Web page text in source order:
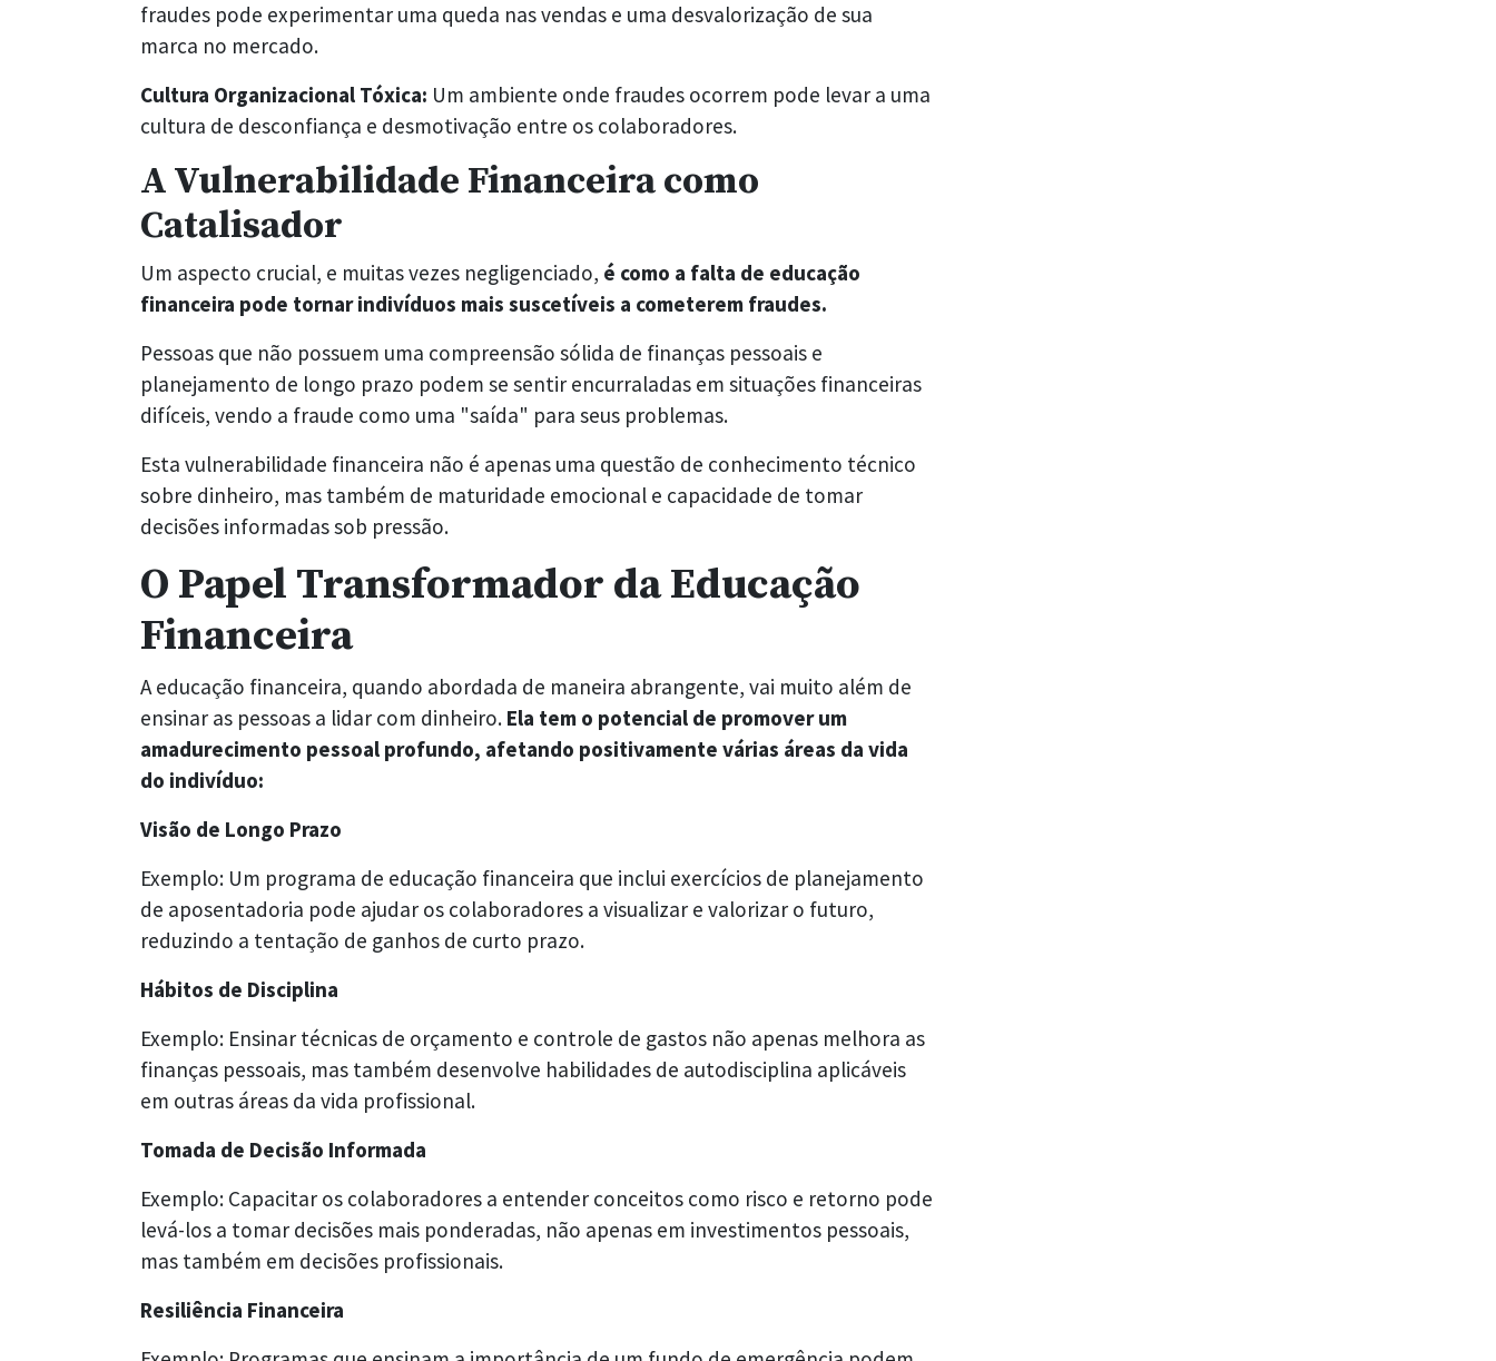
fraudes pode experimentar uma queda nas vendas e uma desvalorização de sua
marca no mercado.
Cultura Organizacional Tóxica: Um ambiente onde fraudes ocorrem pode levar a uma
cultura de desconfiança e desmotivação entre os colaboradores.
A Vulnerabilidade Financeira como
Catalisador
Um aspecto crucial, e muitas vezes negligenciado, é como a falta de educação
financeira pode tornar indivíduos mais suscetíveis a cometerem fraudes.
Pessoas que não possuem uma compreensão sólida de finanças pessoais e
planejamento de longo prazo podem se sentir encurraladas em situações financeiras
difíceis, vendo a fraude como uma "saída" para seus problemas.
Esta vulnerabilidade financeira não é apenas uma questão de conhecimento técnico
sobre dinheiro, mas também de maturidade emocional e capacidade de tomar
decisões informadas sob pressão.
O Papel Transformador da Educação
Financeira
A educação financeira, quando abordada de maneira abrangente, vai muito além de
ensinar as pessoas a lidar com dinheiro. Ela tem o potencial de promover um
amadurecimento pessoal profundo, afetando positivamente várias áreas da vida
do indivíduo:
Visão de Longo Prazo
Exemplo: Um programa de educação financeira que inclui exercícios de planejamento
de aposentadoria pode ajudar os colaboradores a visualizar e valorizar o futuro,
reduzindo a tentação de ganhos de curto prazo.
Hábitos de Disciplina
Exemplo: Ensinar técnicas de orçamento e controle de gastos não apenas melhora as
finanças pessoais, mas também desenvolve habilidades de autodisciplina aplicáveis
em outras áreas da vida profissional.
Tomada de Decisão Informada
Exemplo: Capacitar os colaboradores a entender conceitos como risco e retorno pode
levá-los a tomar decisões mais ponderadas, não apenas em investimentos pessoais,
mas também em decisões profissionais.
Resiliência Financeira